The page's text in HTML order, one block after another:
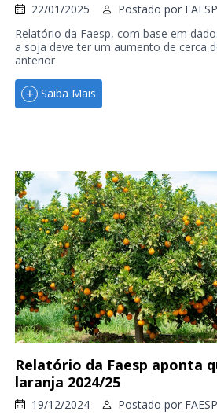
22/01/2025 Postado por FAESP
Relatório da Faesp, com base em
a soja deve ter um aumento de cerca
anterior
Saiba Mais
Relatório da Faesp aponta
laranja 2024/25
19/12/2024 Postado por FAESP